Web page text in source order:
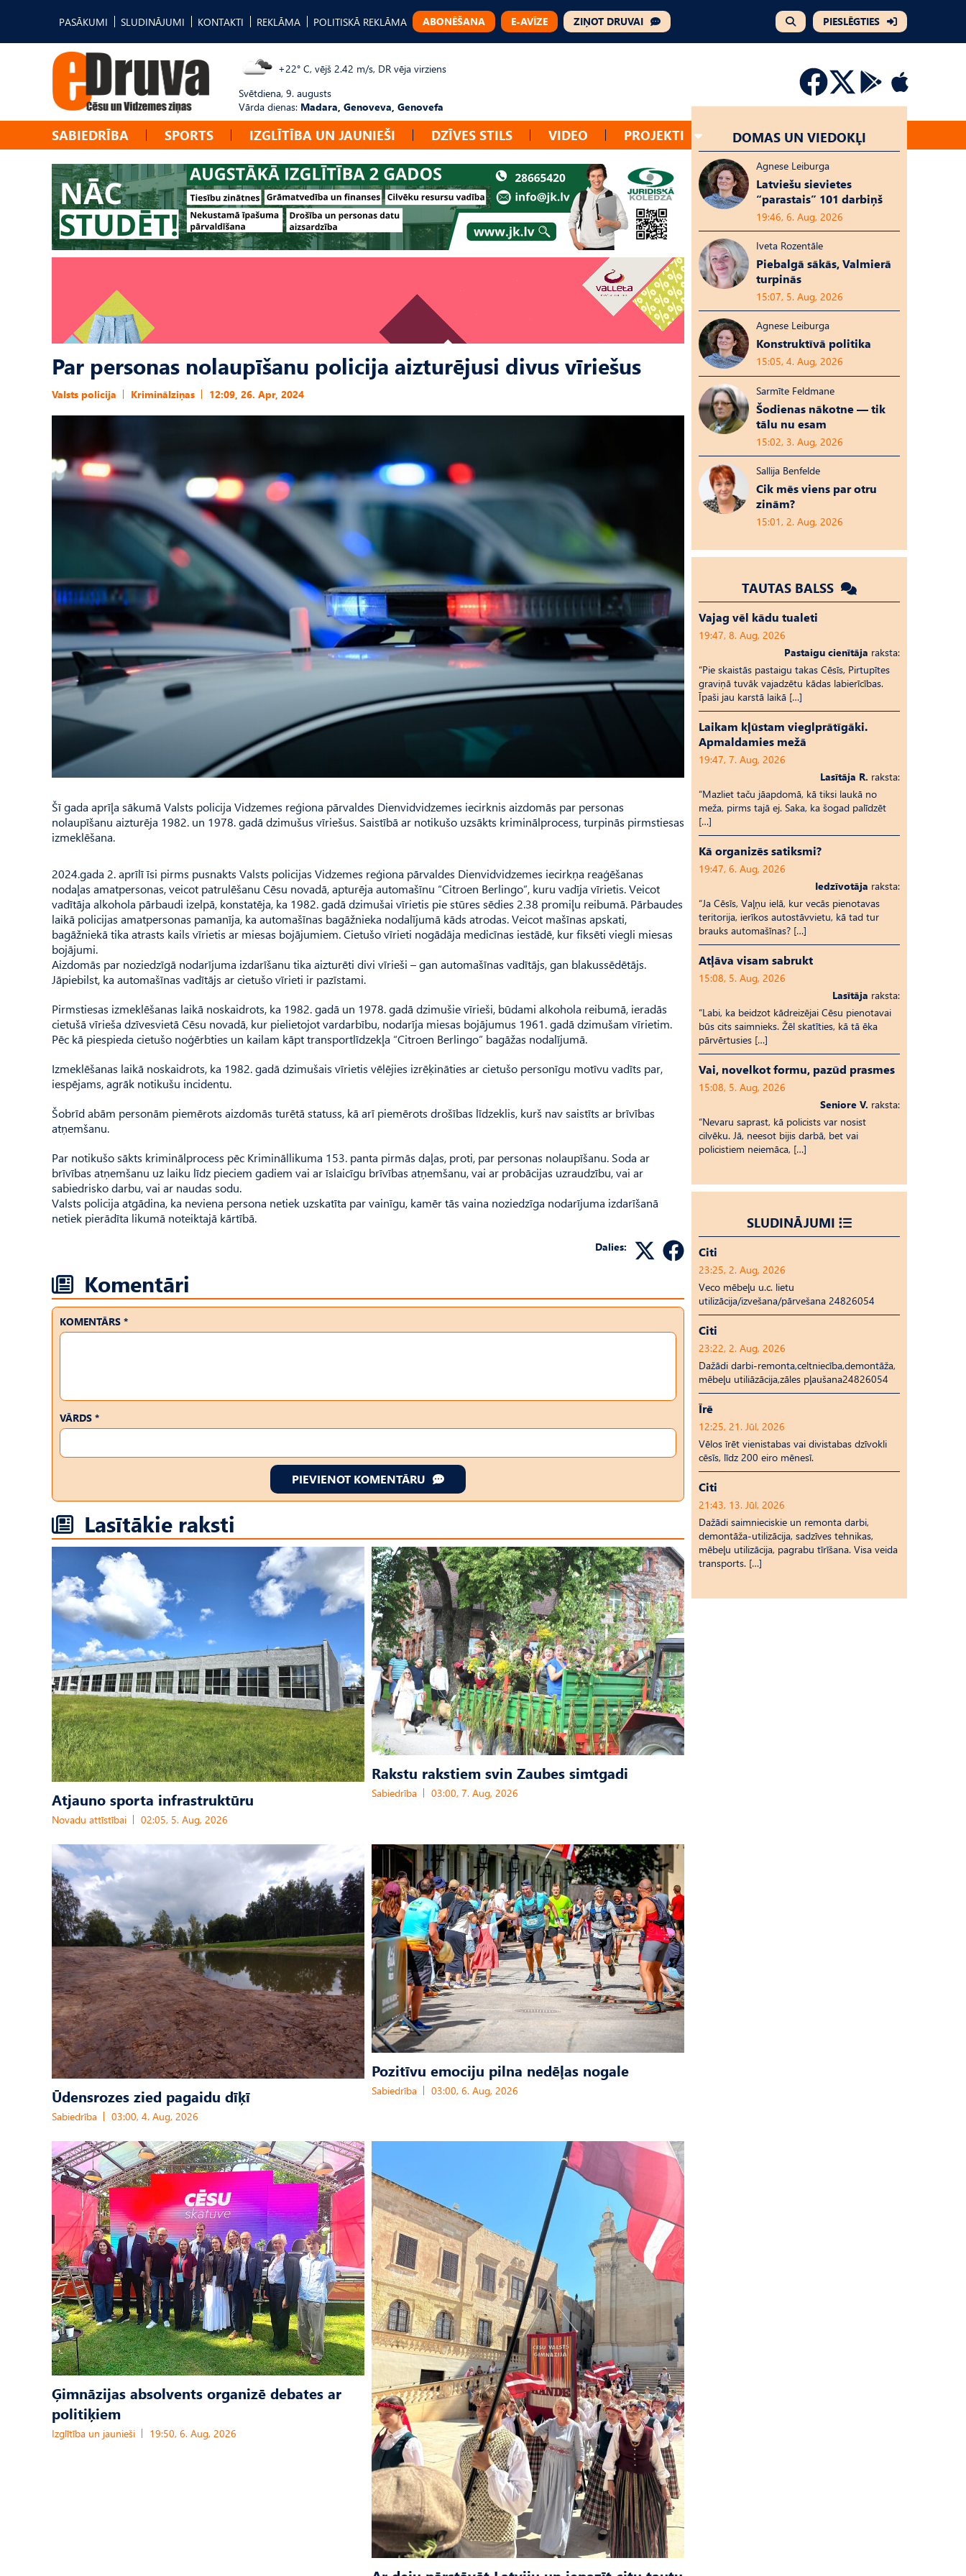
PASĀKUMI SLUDINĀJUMI KONTAKTI REKLĀMA POLITISKĀ REKLĀMA ABONĒŠANA E-AVĪZE ZIŅOT DRUVAI PIESLĒGTIES
+22° C, vējš 2.42 m/s, DR vēja virziens
Svētdiena, 9. augusts
Vārda dienas: Madara, Genoveva, Genovefa
SABIEDRĪBA SPORTS IZGLĪTĪBA UN JAUNIEŠI DZĪVES STILS VIDEO PROJEKTI
Par personas nolaupīšanu policija aizturējusi divus vīriešus
Valsts policija Kriminālziņas 12:09, 26. Apr, 2024
Šī gada aprīļa sākumā Valsts policija Vidzemes reģiona pārvaldes Dienvidvidzemes iecirknis aizdomās par personas
nolaupīšanu aizturēja 1982. un 1978. gadā dzimušus vīriešus. Saistībā ar notikušo uzsākts kriminālprocess, turpinās pirmstiesas
izmeklēšana.
2024.gada 2. aprīlī īsi pirms pusnakts Valsts policijas Vidzemes reģiona pārvaldes Dienvidvidzemes iecirkņa reaģēšanas
nodaļas amatpersonas, veicot patrulēšanu Cēsu novadā, apturēja automašīnu “Citroen Berlingo”, kuru vadīja vīrietis. Veicot
vadītāja alkohola pārbaudi izelpā, konstatēja, ka 1982. gadā dzimušai vīrietis pie stūres sēdies 2.38 promiļu reibumā. Pārbaudes
laikā policijas amatpersonas pamanīja, ka automašīnas bagāžnieka nodalījumā kāds atrodas. Veicot mašīnas apskati,
bagāžniekā tika atrasts kails vīrietis ar miesas bojājumiem. Cietušo vīrieti nogādāja medicīnas iestādē, kur fiksēti viegli miesas
bojājumi.
Aizdomās par noziedzīgā nodarījuma izdarīšanu tika aizturēti divi vīrieši – gan automašīnas vadītājs, gan blakussēdētājs.
Jāpiebilst, ka automašīnas vadītājs ar cietušo vīrieti ir pazīstami.
Pirmstiesas izmeklēšanas laikā noskaidrots, ka 1982. gadā un 1978. gadā dzimušie vīrieši, būdami alkohola reibumā, ieradās
cietušā vīrieša dzīvesvietā Cēsu novadā, kur pielietojot vardarbību, nodarīja miesas bojājumus 1961. gadā dzimušam vīrietim.
Pēc kā piespieda cietušo noģērbties un kailam kāpt transportlīdzekļa “Citroen Berlingo” bagāžas nodalījumā.
Izmeklēšanas laikā noskaidrots, ka 1982. gadā dzimušais vīrietis vēlējies izrēķināties ar cietušo personīgu motīvu vadīts par,
iespējams, agrāk notikušu incidentu.
Šobrīd abām personām piemērots aizdomās turētā statuss, kā arī piemērots drošības līdzeklis, kurš nav saistīts ar brīvības
atņemšanu.
Par notikušo sākts kriminālprocess pēc Krimināllikuma 153. panta pirmās daļas, proti, par personas nolaupīšanu. Soda ar
brīvības atņemšanu uz laiku līdz pieciem gadiem vai ar īslaicīgu brīvības atņemšanu, vai ar probācijas uzraudzību, vai ar
sabiedrisko darbu, vai ar naudas sodu.
Valsts policija atgādina, ka neviena persona netiek uzskatīta par vainīgu, kamēr tās vaina noziedzīga nodarījuma izdarīšanā
netiek pierādīta likumā noteiktajā kārtībā.
Dalies:
Komentāri
KOMENTĀRS *
VĀRDS *
PIEVIENOT KOMENTĀRU
Lasītākie raksti
Atjauno sporta infrastruktūru
Novadu attīstībai 02:05, 5. Aug, 2026
Rakstu rakstiem svin Zaubes simtgadi
Sabiedrība 03:00, 7. Aug, 2026
Ūdensrozes zied pagaidu dīķī
Sabiedrība 03:00, 4. Aug, 2026
Pozitīvu emociju pilna nedēļas nogale
Sabiedrība 03:00, 6. Aug, 2026
Ģimnāzijas absolvents organizē debates ar
politiķiem
Izglītība un jaunieši 19:50, 6. Aug, 2026
DOMAS UN VIEDOKĻI
Agnese Leiburga
Latviešu sievietes
“parastais” 101 darbiņš
19:46, 6. Aug, 2026
Iveta Rozentāle
Piebalgā sākās, Valmierā
turpinās
15:07, 5. Aug, 2026
Agnese Leiburga
Konstruktīvā politika
15:05, 4. Aug, 2026
Sarmīte Feldmane
Šodienas nākotne — tik
tālu nu esam
15:02, 3. Aug, 2026
Sallija Benfelde
Cik mēs viens par otru
zinām?
15:01, 2. Aug, 2026
TAUTAS BALSS
Vajag vēl kādu tualeti
19:47, 8. Aug, 2026
Pastaigu cienītāja raksta:
“Pie skaistās pastaigu takas Cēsīs, Pirtupītes
graviņā tuvāk vajadzētu kādas labierīcības.
Īpaši jau karstā laikā […]
Laikam kļūstam vieglprātīgāki.
Apmaldamies mežā
19:47, 7. Aug, 2026
Lasītāja R. raksta:
“Mazliet taču jāapdomā, kā tiksi laukā no
meža, pirms tajā ej. Saka, ka šogad palīdzēt
[…]
Kā organizēs satiksmi?
19:47, 6. Aug, 2026
Iedzīvotāja raksta:
“Ja Cēsīs, Vaļņu ielā, kur vecās pienotavas
teritorija, ierīkos autostāvvietu, kā tad tur
brauks automašīnas? […]
Atļāva visam sabrukt
15:08, 5. Aug, 2026
Lasītāja raksta:
“Labi, ka beidzot kādreizējai Cēsu pienotavai
būs cits saimnieks. Žēl skatīties, kā tā ēka
pārvērtusies […]
Vai, novelkot formu, pazūd prasmes
15:08, 5. Aug, 2026
Seniore V. raksta:
“Nevaru saprast, kā policists var nosist
cilvēku. Jā, neesot bijis darbā, bet vai
policistiem neiemāca, […]
SLUDINĀJUMI
Citi
23:25, 2. Aug, 2026
Veco mēbeļu u.c. lietu
utilizācija/izvešana/pārvešana 24826054
Citi
23:22, 2. Aug, 2026
Dažādi darbi-remonta,celtniecība,demontāža,
mēbeļu utiliāzācija,zāles pļaušana24826054
Īrē
12:25, 21. Jūl, 2026
Vēlos īrēt vienistabas vai divistabas dzīvokli
cēsīs, līdz 200 eiro mēnesī.
Citi
21:43, 13. Jūl, 2026
Dažādi saimnieciskie un remonta darbi,
demontāža-utilizācija, sadzīves tehnikas,
mēbeļu utilizācija, pagrabu tīrīšana. Visa veida
transports. […]